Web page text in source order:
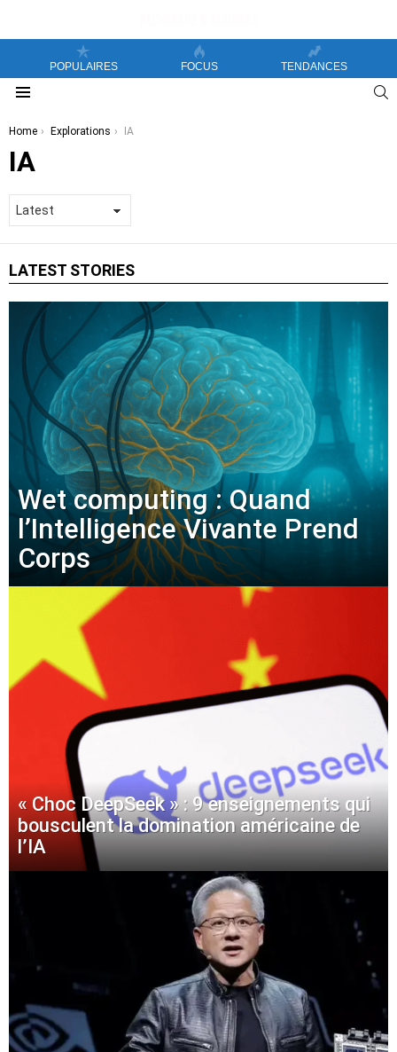
POPULAIRES FOCUS TENDANCES
You are here:
Home Explorations IA
IA
LATEST STORIES
Wet computing : Quand
l’Intelligence Vivante Prend
Corps
« Choc DeepSeek » : 9 enseignements qui
bousculent la domination américaine de
l’IA